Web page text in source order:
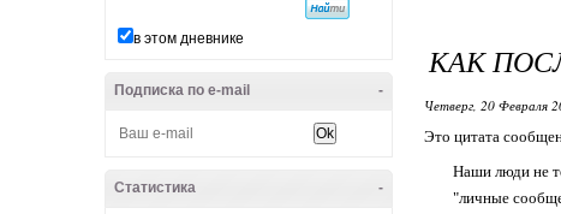
в этом дневнике
-
Подписка по e-mail
-
Статистика
КАК
Четверг, 20 Февраля
Это цитата
Наши люди не
"личные